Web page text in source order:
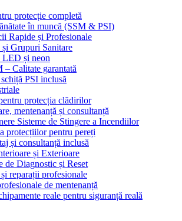
protecție completă
în muncă (SSM & PSI)
Rapide și Profesionale
Grupuri Sanitare
LED și neon
– Calitate garantată
PSI inclusă
protecția clădirilor
mentenanță și consultanță
Sisteme de Stingere a Incendiilor
protecțiilor pentru pereți
și consultanță inclusă
și Exterioare
Diagnostic și Reset
reparații profesionale
de mentenanță
reale pentru siguranță reală